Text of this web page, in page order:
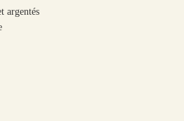
argentés